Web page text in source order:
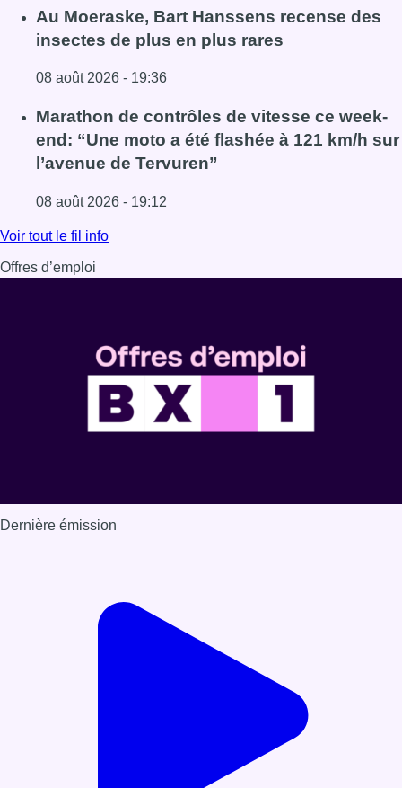
Lire l'article Un nouveau club de MMA ouvre ses portes à
Au Moeraske, Bart Hanssens recense des
insectes de plus en plus rares
08 août 2026 - 19:36
Lire l'article Au Moeraske, Bart Hanssens recense des
Marathon de contrôles de vitesse ce week-
end: “Une moto a été flashée à 121 km/h sur
l’avenue de Tervuren”
08 août 2026 - 19:12
Lire l'article Marathon de contrôles de vitesse ce week-
Voir tout le fil info
Offres d’emploi
Dernière émission